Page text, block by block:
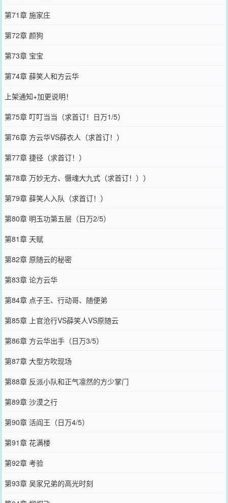
第71章 施家庄
第72章 颜狗
第73章 宝宝
第74章 薛笑人和方云华
上架通知+加更说明！
第75章 叮叮当当（求首订！日万1/5）
第76章 方云华VS薛衣人（求首订！）
第77章 捷径（求首订！）
第78章 万妙无方、慑魂大九式（求首订！））
第79章 薛笑人入队（求首订！）
第80章 明玉功第五层（日万2/5）
第81章 天赋
第82章 原随云的秘密
第83章 论方云华
第84章 点子王、行动哥、随便弟
第85章 上官沧行VS薛笑人VS原随云
第86章 方云华出手（日万3/5）
第87章 大型方吹现场
第88章 反派小队和正气凛然的方少掌门
第89章 沙漠之行
第90章 活阎王（日万4/5）
第91章 花满楼
第92章 考验
第93章 吴家兄弟的高光时刻